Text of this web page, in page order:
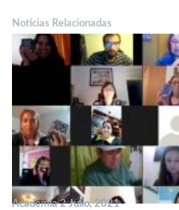
Noticias Relacionadas
Academia 2 Julio, 2021